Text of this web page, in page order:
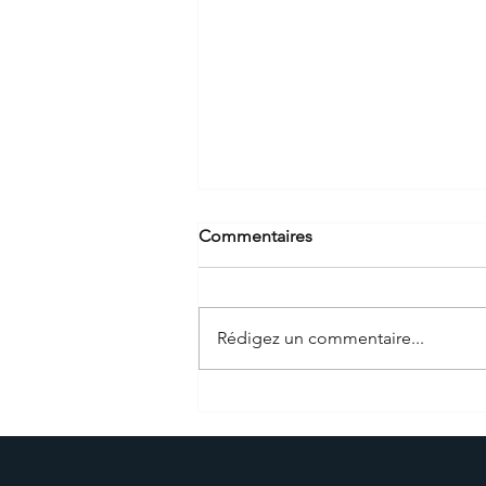
Commentaires
Rédigez un commentaire...